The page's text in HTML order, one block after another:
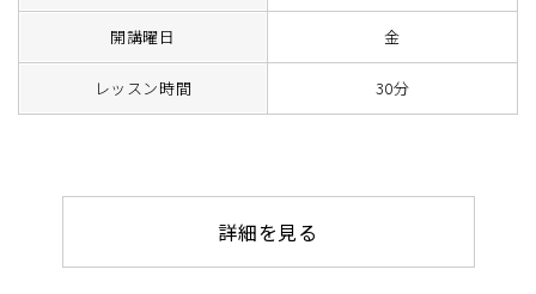
開講曜日 金
レッスン時間 30分
詳細を見る